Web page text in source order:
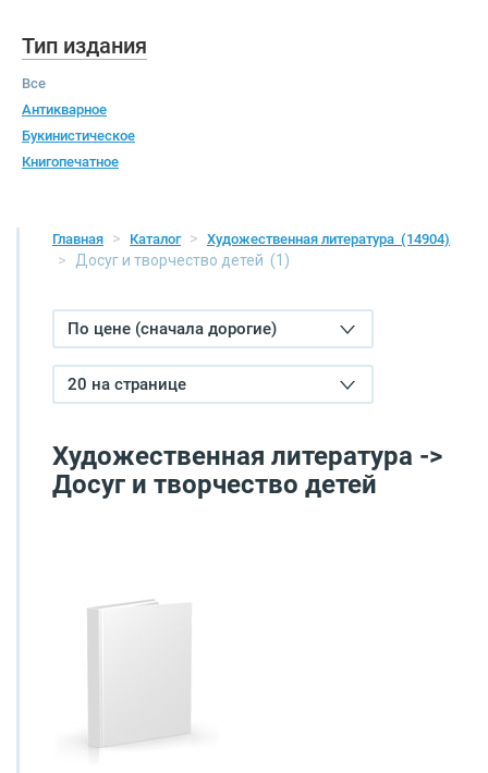
Тип издания
Все
Антикварное
Букинистическое
Книгопечатное
Главная Каталог Художественная литература (14904)
Досуг и творчество детей (1)
По цене (сначала дорогие)
20 на странице
Художественная литература ->
Досуг и творчество детей